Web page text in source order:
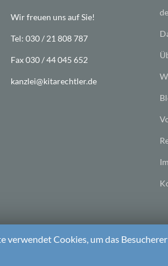
Wir freuen uns auf Sie!
Tel: 030 / 21 808 787
Fax 030 / 44 045 652
kanzlei@kitarechtler.de
verwendet Cookies, um das